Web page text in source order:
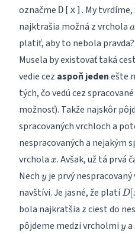
označme D[x] . My
najktrašia možná z vrchola a
a
platiť, aby to nebola pravda?
Musela by existovať taká
vedie cez aspoň jedenešte
tých, čo vedú cez
možnosť). Takže najskôr
spracovaných vrchloch a
nespracovaných a nejakým
vrchola x
x. Avšak, už tá prvá
Nech y
yje prvý
navštívi. Je jasné, že platíD [
bola najkratšia z ciest do
pôjdeme medzi vrcholmi y
ya